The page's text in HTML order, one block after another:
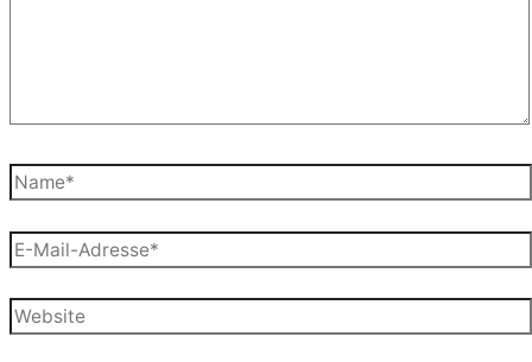
Name*
E-
Mail-
Adresse*
Website